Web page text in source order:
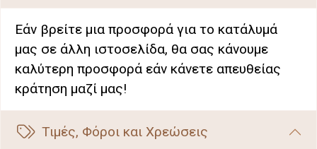
Εάν βρείτε μια προσφορά για το κατάλυμά
μας σε άλλη ιστοσελίδα, θα σας κάνουμε
καλύτερη προσφορά εάν κάνετε απευθείας
κράτηση μαζί μας!
Τιμές, Φόροι και Χρεώσεις